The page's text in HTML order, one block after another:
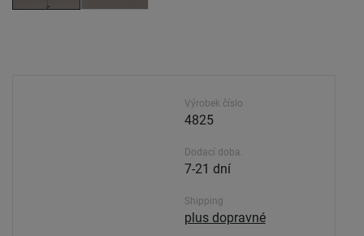
Výrobek číslo
4825
Dodací doba.
7-21 dní
Shipping
plus dopravné